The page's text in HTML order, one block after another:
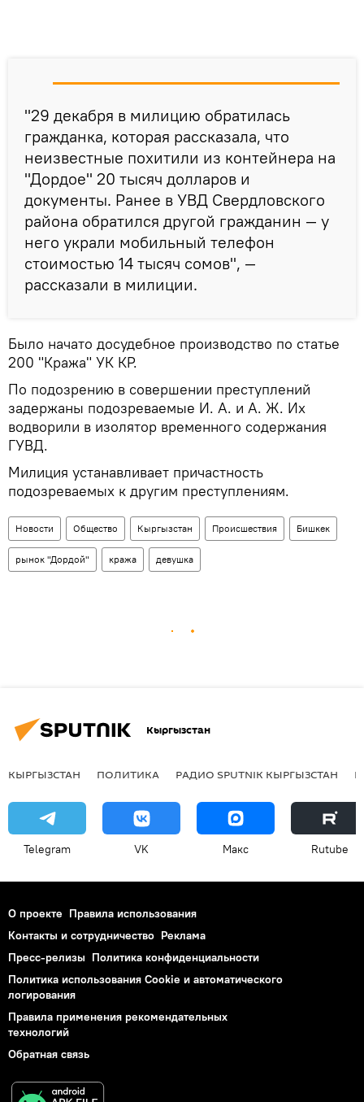
"29 декабря в милицию обратилась
гражданка, которая рассказала, что
неизвестные похитили из контейнера на
"Дордое" 20 тысяч долларов и
документы. Ранее в УВД Свердловского
района обратился другой гражданин — у
него украли мобильный телефон
стоимостью 14 тысяч сомов", —
рассказали в милиции.
Было начато досудебное производство по статье
200 "Кража" УК КР.
По подозрению в совершении преступлений
задержаны подозреваемые И. А. и А. Ж. Их
водворили в изолятор временного содержания
ГУВД.
Милиция устанавливает причастность
подозреваемых к другим преступлениям.
Новости Общество Кыргызстан Происшествия Бишкек
рынок "Дордой" кража девушка
Кыргызстан
КЫРГЫЗСТАН ПОЛИТИКА РАДИО SPUTNIK КЫРГЫЗСТАН
Telegram VK Макс Rutube
О проекте Правила использования
Контакты и сотрудничество Реклама
Пресс-релизы Политика конфиденциальности
Политика использования Cookie и автоматического
логирования
Правила применения рекомендательных
технологий
Обратная связь